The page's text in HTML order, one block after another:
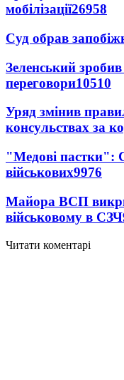
мобілізації26958
Суд обрав
Зеленський
переговори10510
Уряд змінив
консульствах за
"Медові пастки":
військових9976
Майора ВСП
військовому в СЗЧ
Читати коментарі